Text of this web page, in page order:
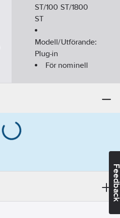
ST/100 ST/1800
ST
Modell/Utförande:
Plug-in
För nominell
Plast
Nej
Borstad yta: